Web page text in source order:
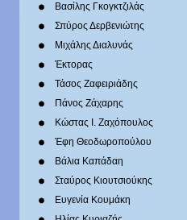
Βασίλης Γκογκτζιλάς
Σπύρος Δερβενιώτης
Mιχάλης Διαλυνάς
Έκτορας
Τάσος Ζαφειριάδης
Πάνος Ζάχαρης
Κώστας Ι. Ζαχόπουλoς
Έφη Θεοδωροπούλου
Βάλια Καπάδαη
Σταύρος Κιουτσιούκης
Ευγενία Κουμάκη